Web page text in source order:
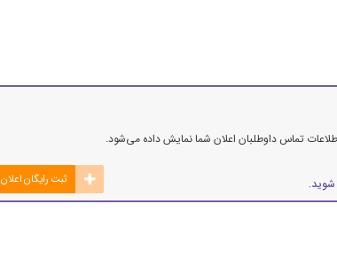
تماس داوطلبان اعلان شما نمایش داده می‌شود.
شوید. ثبت رایگان اعلان